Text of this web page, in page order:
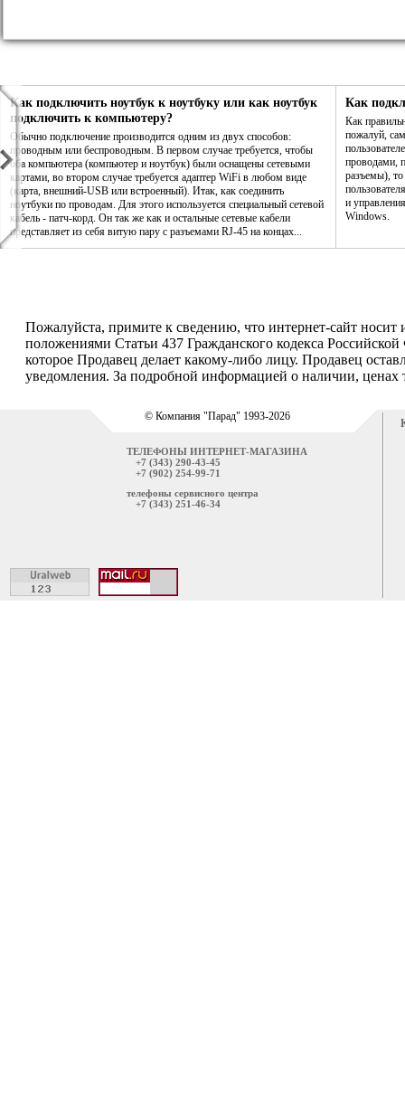
Как подключить ноутбук к ноутбуку или как ноутбук
подключить к компьютеру?
Обычно подключение производится одним из двух способов:
проводным или беспроводным. В первом случае требуется, чтобы
оба компьютера (компьютер и ноутбук) были оснащены сетевыми
картами, во втором случае требуется адаптер WiFi в любом виде
(карта, внешний-USB или встроенный). Итак, как соединить
ноутбуки по проводам. Для этого используется специальный сетевой
кабель - патч-корд. Он так же как и остальные сетевые кабели
представляет из себя витую пару с разъемами RJ-45 на концах...
Как
Как
пожалуй,
проводами,
разъемы), то
и
Windows.
Пожалуйста, примите к сведению, что интернет-сайт
положениями Статьи 437 Гражданского кодекса
которое Продавец делает какому-либо лицу. Продавец
уведомления. За подробной информацией о наличии, ценах
© Компания "Парад" 1993-2026
ТЕЛЕФОНЫ ИНТЕРНЕТ-МАГАЗИНА
+7 (343) 290-43-45
+7 (902) 254-99-71
телефоны сервисного центра
+7 (343) 251-46-34